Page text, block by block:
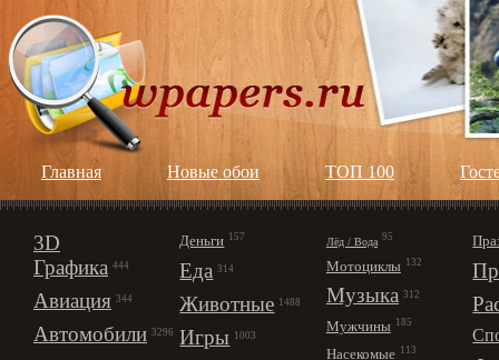
Главная Новые обои ТОП 100
3D
Графика 444
Авиация 344
Автомобили 3296
Деньги 157
Еда 314
Животные 1488
Игры 1003
Лёд / Вода 95
Мотоциклы 132
Музыка 312
Мужчины 185
Насекомые 113